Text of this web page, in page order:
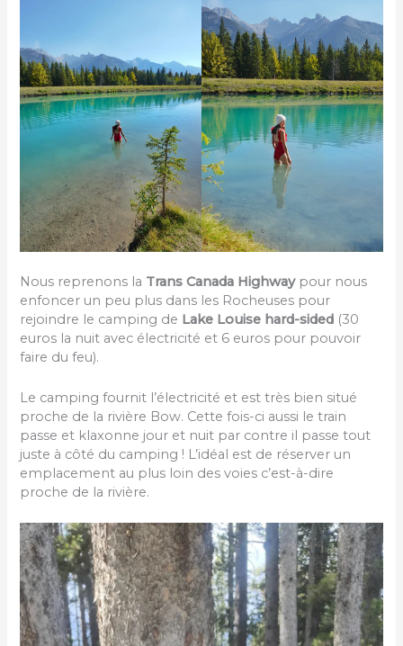
Nous reprenons la Trans Canada Highwaypour nous
enfoncer un peu plus dans les Rocheuses pour
rejoindre le camping de Lake Louise hard-sided (30
euros la nuit avec électricité et 6 euros pour pouvoir
faire du feu).
Le camping fournit l’électricité et est très bien situé
proche de la rivière Bow. Cette fois-ci aussi le train
passe et klaxonne jour et nuit par contre il passe tout
juste à côté du camping ! L’idéal est de réserver un
emplacement au plus loin des voies c’est-à-dire
proche de la rivière.